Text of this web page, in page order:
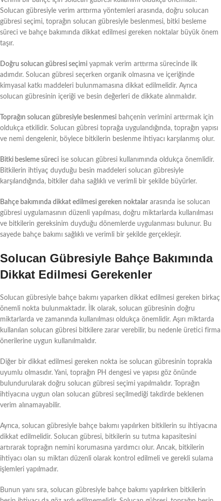
Solucan gübresiyle verim arttırma yöntemleri arasında, doğru solucan
gübresi seçimi, toprağın solucan gübresiyle beslenmesi, bitki besleme
süreci ve bahçe bakımında dikkat edilmesi gereken noktalar büyük önem
taşır.
Doğru solucan gübresi seçimi yapmak verim arttırma sürecinde ilk
adımdır. Solucan gübresi seçerken organik olmasına ve içeriğinde
kimyasal katkı maddeleri bulunmamasına dikkat edilmelidir. Ayrıca
solucan gübresinin içeriği ve besin değerleri de dikkate alınmalıdır.
Toprağın solucan gübresiyle beslenmesi bahçenin verimini arttırmak için
oldukça etkilidir. Solucan gübresi toprağa uygulandığında, toprağın yapısı
ve nemi dengelenir, böylece bitkilerin beslenme ihtiyacı karşılanmış olur.
Bitki besleme süreci ise solucan gübresi kullanımında oldukça önemlidir.
Bitkilerin ihtiyaç duyduğu besin maddeleri solucan gübresiyle
karşılandığında, bitkiler daha sağlıklı ve verimli bir şekilde büyürler.
Bahçe bakımında dikkat edilmesi gereken noktalar arasında ise solucan
gübresi uygulamasının düzenli yapılması, doğru miktarlarda kullanılması
ve bitkilerin gereksinim duyduğu dönemlerde uygulanması bulunur. Bu
sayede bahçe bakımı sağlıklı ve verimli bir şekilde gerçekleşir.
Solucan Gübresiyle Bahçe Bakımında
Dikkat Edilmesi Gerekenler
Solucan gübresiyle bahçe bakımı yaparken dikkat edilmesi gereken birkaç
önemli nokta bulunmaktadır. İlk olarak, solucan gübresinin doğru
miktarlarda ve zamanında kullanılması oldukça önemlidir. Aşırı miktarda
kullanılan solucan gübresi bitkilere zarar verebilir, bu nedenle üretici firma
önerilerine uygun kullanılmalıdır.
Diğer bir dikkat edilmesi gereken nokta ise solucan gübresinin toprakla
uyumlu olmasıdır. Yani, toprağın PH dengesi ve yapısı göz önünde
bulundurularak doğru solucan gübresi seçimi yapılmalıdır. Toprağın
ihtiyacına uygun olan solucan gübresi seçilmediği takdirde beklenen
verim alınamayabilir.
Ayrıca, solucan gübresiyle bahçe bakımı yapılırken bitkilerin su ihtiyacına
dikkat edilmelidir. Solucan gübresi, bitkilerin su tutma kapasitesini
artırarak toprağın nemini korumasına yardımcı olur. Ancak, bitkilerin
ihtiyacı olan su miktarı düzenli olarak kontrol edilmeli ve gerekli sulama
işlemleri yapılmadır.
Bunun yanı sıra, solucan gübresiyle bahçe bakımı yapılırken bitkilerin